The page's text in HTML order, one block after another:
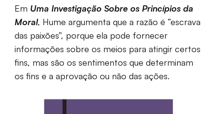
Em Uma Investigação Sobre os Princípios da
Moral, Hume argumenta que a razão é “escrava
das paixões”, porque ela pode fornecer
informações sobre os meios para atingir certos
fins, mas são os sentimentos que determinam
os fins e a aprovação ou não das ações.